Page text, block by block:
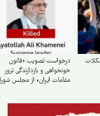
درخواست تصویب «قانون
خونخواهی و بازدارندگی ترور
مقامات ایران» از مجلس شورای